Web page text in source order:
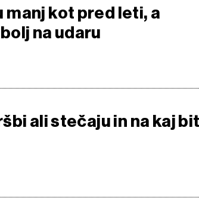
kot pred leti, a
na udaru
ali stečaju in na kaj